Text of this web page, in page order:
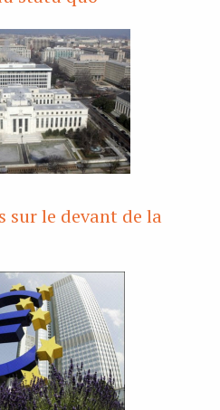
sur le devant de la